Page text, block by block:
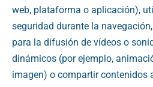
web, plataforma o aplicación),
seguridad durante la
para la difusión de vídeos o
dinámicos (por ejemplo,
imagen) o compartir contenidos